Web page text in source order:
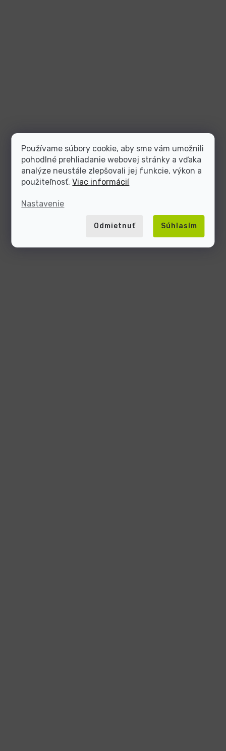
Používame súbory cookie, aby sme vám umožnili
pohodlné prehliadanie webovej stránky a vďaka
analýze neustále zlepšovali jej funkcie, výkon a
použiteľnosť.Viac informácií
Nastavenie
Odmietnuť Súhlasím